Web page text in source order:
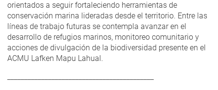
orientados a seguir fortaleciendo herramientas de
conservación marina lideradas desde el territorio. Entre las
líneas de trabajo futuras se contempla avanzar en el
desarrollo de refugios marinos, monitoreo comunitario y
acciones de divulgación de la biodiversidad presente en el
ACMU Lafken Mapu Lahual.